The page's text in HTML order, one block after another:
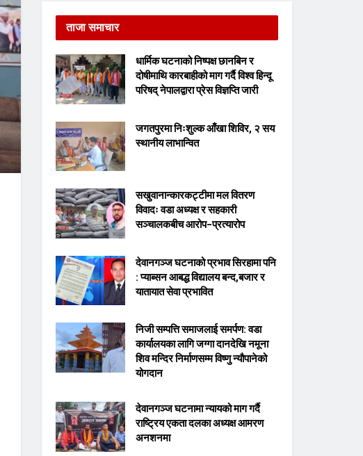
ताजा समाचार
धार्मिक घटनाको निष्पक्ष छानबिन र
दोषीमाथि कारबाहीको माग गर्दै विश्व हिन्दू
परिषद् नेपालद्वारा प्रेस विज्ञप्ति जारी
जगतपुरमा निःशुल्क आँखा शिविर, २ सय
स्थानीय लाभान्वित
सखुवानान्कारकट्टीमा मल वितरण
विवादः वडा अध्यक्ष र सहकारी
सञ्चालकबीच आरोप–प्रत्यारोप
देवानगञ्ज घटनाको प्रभाव सिरहामा पनि
: प्याब्सन आबद्ध विद्यालय बन्द,बजार र
यातायात सेवा प्रभावित
निजी सम्पत्ति समाजलाई समर्पण: वडा
कार्यालयका लागि जग्गा दानदेखि नमूना
शिव मन्दिर निर्माणसम्म विष्णु न्यौपानेको
योगदान
देवानगञ्ज घटनामा न्यायको माग गर्दै
राष्ट्रिय एकता दलका अध्यक्ष आमरण
अनशनमा